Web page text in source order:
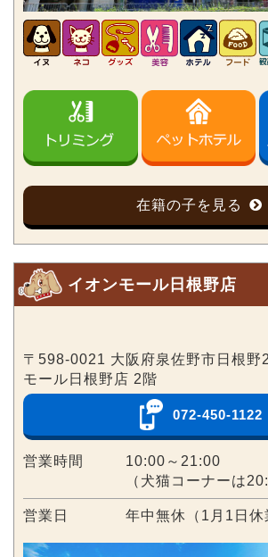
在籍の子を見る
イオンモール日根野店
〒598-0021 大阪府泉佐野市日根野
モール日根野店 2階
072-450-1122
営業時間
10:00～21:00
（犬猫コーナーは
営業日 年中無休（1月1日休